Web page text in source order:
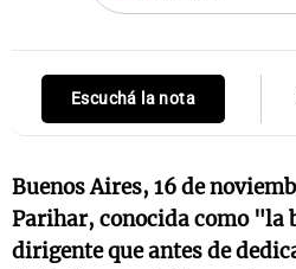
Escuchá la nota
Buenos Aires, 16 de
Parihar, conocida como "la
dirigente que antes de